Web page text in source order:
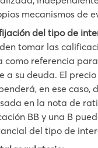
mecanismos de
del tipo de
tomar las
como referencia
a su deuda. El
en ese caso,
en la nota de
BB y una B
del tipo de